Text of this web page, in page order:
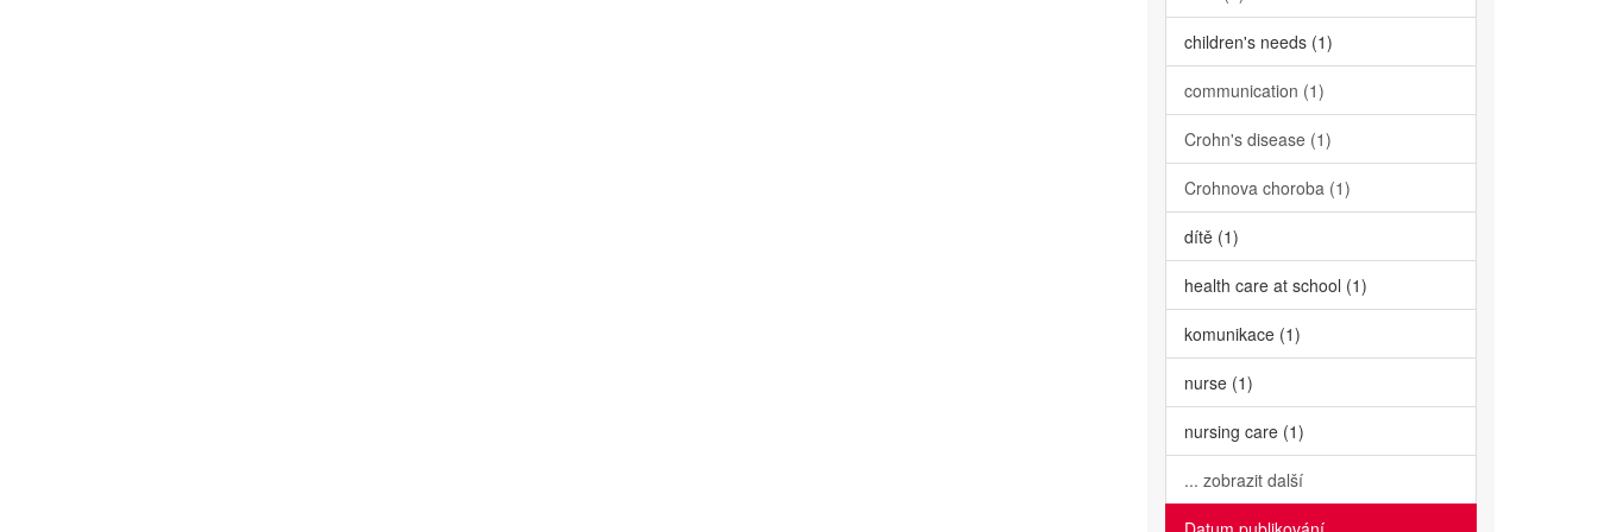
children's needs (1)
communication (1)
Crohn's disease (1)
Crohnova choroba (1)
dítě (1)
health care at school (1)
komunikace (1)
nurse (1)
nursing care (1)
... zobrazit další